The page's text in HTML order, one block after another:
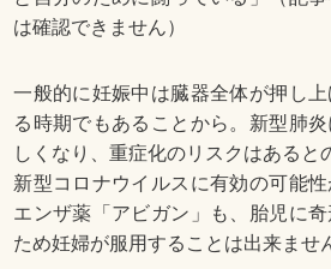
は確認できません）
一般的に妊娠中は臓器全体が押し
る時期でもあることから。新型肺
しくなり、重症化のリスクはあると
新型コロナウイルスに有効の可能
エンザ薬「アビガン」も、胎児に
ため妊婦が服用することは出来ませ